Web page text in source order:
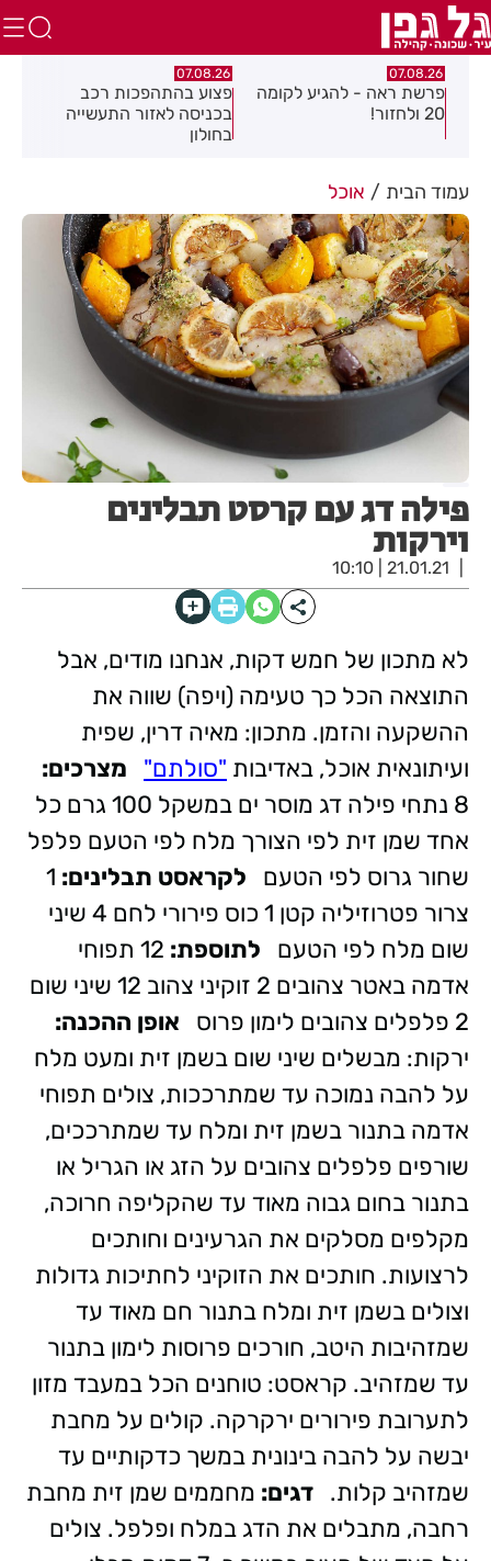
07.08.26
פרשת ראה - להגיע לקומה
20 ולחזור!
07.08.26
פצוע בהתהפכות רכב
בכניסה לאזור התעשייה
בחולון
עמוד הבית אוכל
פילה דג עם קרסט תבלינים
וירקות
21.01.21 | 10:10
לא מתכון של חמש דקות, אנחנו מודים, אבל
התוצאה הכל כך טעימה (ויפה) שווה את
ההשקעה והזמן. מתכון: מאיה דרין, שפית
ועיתונאית אוכל, באדיבות "סולתם"
מצרכים:
8 נתחי פילה דג מוסר ים במשקל 100 גרם כל
אחד שמן זית לפי הצורך מלח לפי הטעם פלפל
שחור גרוס לפי הטעם לקראסט תבלינים: 1
צרור פטרוזיליה קטן 1 כוס פירורי לחם 4 שיני
שום מלח לפי הטעם לתוספת:
12 תפוחי
אדמה באטר צהובים 2 זוקיני צהוב 12 שיני שום
2 פלפלים צהובים לימון פרוס
אופן ההכנה:
ירקות: מבשלים שיני שום בשמן זית ומעט מלח
על להבה נמוכה עד שמתרככות, צולים תפוחי
אדמה בתנור בשמן זית ומלח עד שמתרככים,
שורפים פלפלים צהובים על הזג או הגריל או
בתנור בחום גבוה מאוד עד שהקליפה חרוכה,
מקלפים מסלקים את הגרעינים וחותכים
לרצועות. חותכים את הזוקיני לחתיכות גדולות
וצולים בשמן זית ומלח בתנור חם מאוד עד
שמזהיבות היטב, חורכים פרוסות לימון בתנור
עד שמזהיב. קראסט: טוחנים הכל במעבד מזון
לתערובת פירורים ירקרקה. קולים על מחבת
יבשה על להבה בינונית במשך כדקותיים עד
שמזהיב קלות. דגים: מחממים שמן זית מחבת
רחבה, מתבלים את הדג במלח ופלפל. צולים